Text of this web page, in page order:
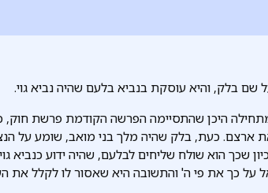
שם בלק, והיא עוסקת בנביא בלעם שהיה נביא גוי.
היכן שהתסיימה הפרשה הקודמת פרשת חוק,
ארצם. כעת, בלק שהיה מלך בני מואב, שומע על
שכך הוא שולח שליחים לבלעם, שהיה ידוע כנביא
על כך את פי ה' והתשובה היא שאסור לו לקלל את